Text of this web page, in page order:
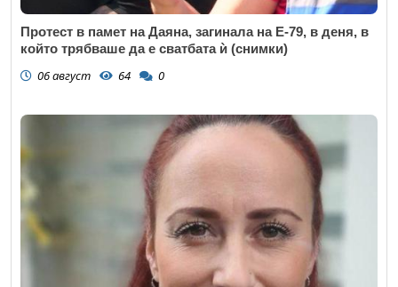
Протест в памет на Даяна, загинала на Е-79, в деня, в
който трябваше да е сватбата ѝ (снимки)
06 август 64 0